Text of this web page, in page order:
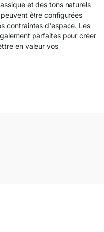
et des tons naturels
être configurées
contraintes d'espace. Les
parfaites pour créer
en valeur vos